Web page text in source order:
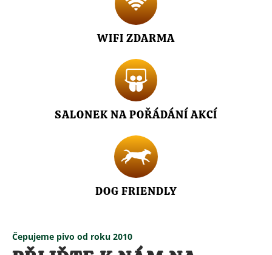
WIFI ZDARMA
SALONEK NA POŘÁDÁNÍ AKCÍ
DOG FRIENDLY
Čepujeme pivo od roku 2010